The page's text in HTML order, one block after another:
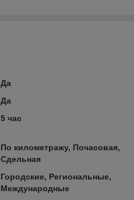
Да
Да
5 час
По километражу, Почасовая,
Сдельная
Городские, Региональные,
Международные